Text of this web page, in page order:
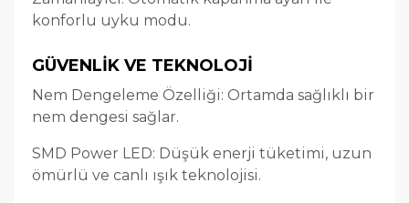
konforlu uyku modu.
GÜVENLİK VE TEKNOLOJİ
Nem Dengeleme Özelliği: Ortamda sağlıklı bir
nem dengesi sağlar.
SMD Power LED: Düşük enerji tüketimi, uzun
ömürlü ve canlı ışık teknolojisi.